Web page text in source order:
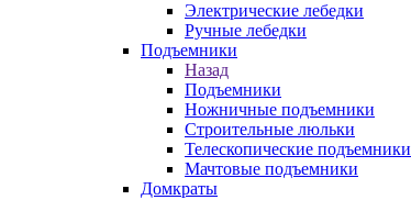
Электрические лебедки
Ручные лебедки
Подъемники
Назад
Подъемники
Ножничные подъемники
Строительные люльки
Телескопические подъемники
Мачтовые подъемники
Домкраты